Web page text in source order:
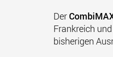
Der
Frankreich
bisherigen